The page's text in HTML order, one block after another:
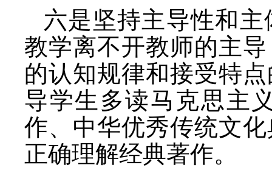
六是坚持主导性和
教学离不开教师的主
的认知规律和接受特
导学生多读马克思主
作、中华优秀传统文
正确理解经典著作。